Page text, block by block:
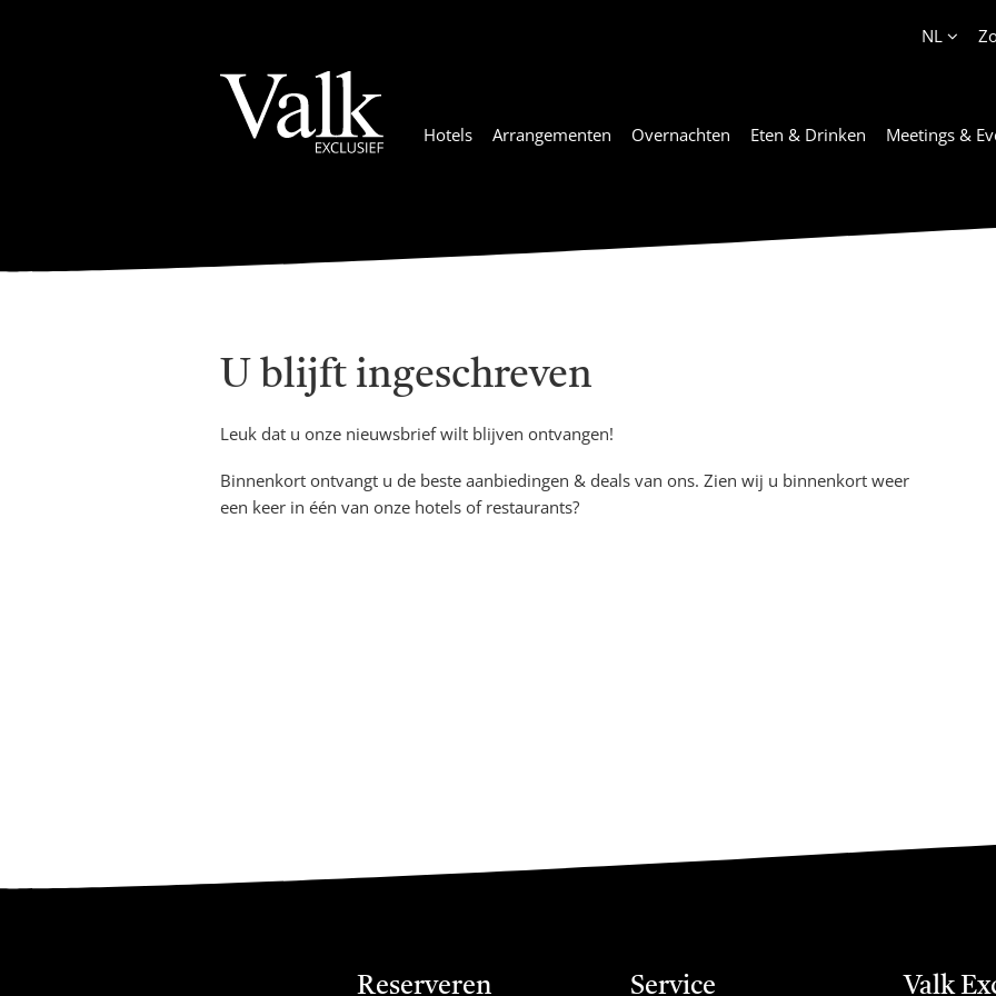
NL
Hotels Arrangementen Overnachten Eten & Drinken Meetings &
U blijft ingeschreven
Leuk dat u onze nieuwsbrief wilt blijven ontvangen!
Binnenkort ontvangt u de beste aanbiedingen & deals van ons. Zien wij u binnenkort weer
een keer in één van onze hotels of restaurants?
Reserveren Service Valk